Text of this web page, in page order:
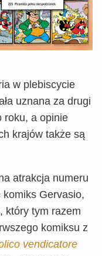
w plebiscycie
uznana za drugi
roku, a opinie
krajów także są
atrakcja numeru
Gervasio,
który tym razem
komiksu z
vendicatore